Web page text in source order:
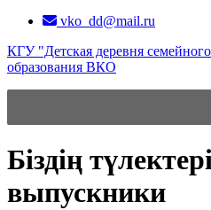
vko_dd@mail.ru
КГУ "Детская деревня
образования ВКО
Біздің
выпускники